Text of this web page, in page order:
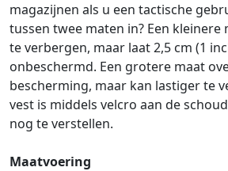
magazijnen als u een tactische
tussen twee maten in? Een
te verbergen, maar laat 2,5 cm (1
onbeschermd. Een grotere maat
bescherming, maar kan lastiger te
vest is middels velcro aan de
nog te verstellen.
Maatvoering